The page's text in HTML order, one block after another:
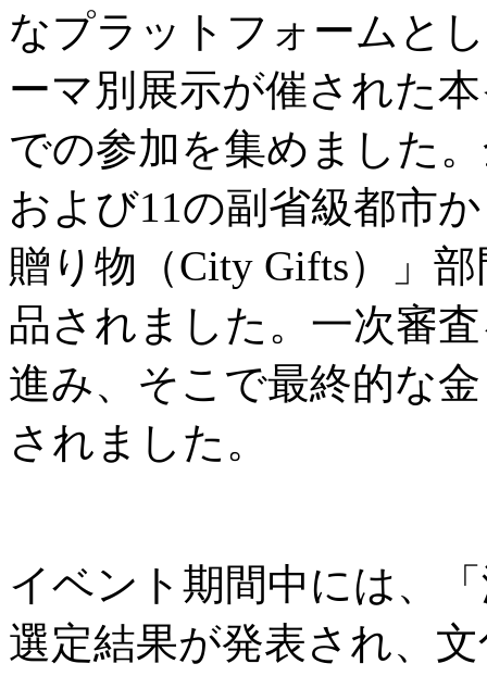
なプラットフォームと
ーマ別展示が催された
での参加を集めました
および11の副省級都市
贈り物（City Gifts）」
品されました。一次審
進み、そこで最終的な
されました。
イベント期間中には、
選定結果が発表され、